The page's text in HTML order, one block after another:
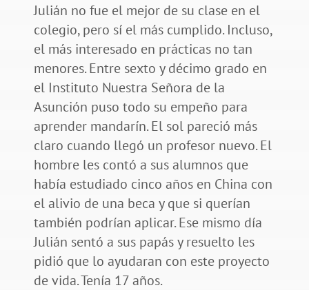
Julián no fue el mejor de su clase en el
colegio, pero sí el más cumplido. Incluso,
el más interesado en prácticas no tan
menores. Entre sexto y décimo grado en
el Instituto Nuestra Señora de la
Asunción puso todo su empeño para
aprender mandarín. El sol pareció más
claro cuando llegó un profesor nuevo. El
hombre les contó a sus alumnos que
había estudiado cinco años en China con
el alivio de una beca y que si querían
también podrían aplicar. Ese mismo día
Julián sentó a sus papás y resuelto les
pidió que lo ayudaran con este proyecto
de vida. Tenía 17 años.